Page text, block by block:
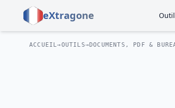
eXtragone
ACCUEIL→OUTILS→ DOCUMENTS, PDF &